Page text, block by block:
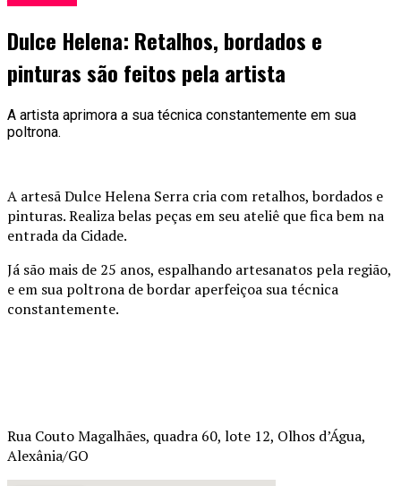
Dulce Helena: Retalhos, bordados e
pinturas são feitos pela artista
A artista aprimora a sua técnica constantemente em sua
poltrona.
A artesã Dulce Helena Serra cria com retalhos, bordados e
pinturas. Realiza belas peças em seu ateliê que fica bem na
entrada da Cidade.
Já são mais de 25 anos, espalhando artesanatos pela região,
e em sua poltrona de bordar aperfeiçoa sua técnica
constantemente.
Rua Couto Magalhães, quadra 60, lote 12, Olhos d’Água,
Alexânia/GO